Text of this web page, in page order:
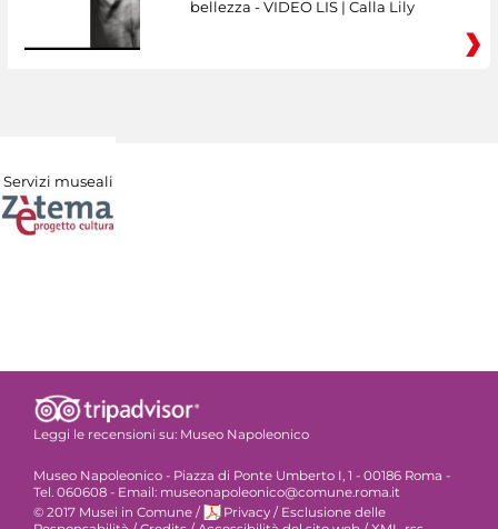
bellezza - VIDEO LIS | Calla Lily
Servizi museali
Leggi le recensioni su: Museo Napoleonico
Museo Napoleonico - Piazza di Ponte Umberto I, 1 - 00186 Roma -
Tel. 060608 - Email: museonapoleonico@comune.roma.it
© 2017 Musei in Comune / Privacy / Esclusione delle